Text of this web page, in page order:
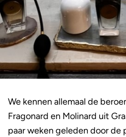
We kennen allemaal de
Fragonard en Molinard uit
paar weken geleden door de